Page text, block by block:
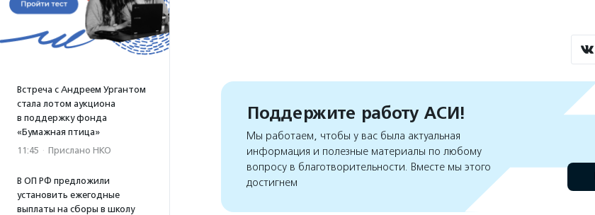
Встреча с Андреем Ургантом
стала лотом аукциона
в поддержку фонда
«Бумажная птица»
11:45 · Прислано НКО
В ОП РФ предложили
установить ежегодные
выплаты на сборы в школу
Поддержите работу АСИ!
Мы работаем, чтобы у вас была актуальная
информация и полезные материалы по любому
вопросу в благотворительности. Вместе мы этого
достигнем